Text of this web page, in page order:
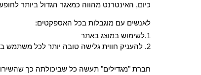
כיום, האינטרנט מהווה כמאגר הגדול ביותר
לאנשים עם מוגבלות בכל האספקטים:
1.לשימוש במוצג באתר
2. להעניק חווית גלישה טובה יותר לכל משתמש באשר הוא.
חברת "מגדילים" תעשה כל שביכולתה כך